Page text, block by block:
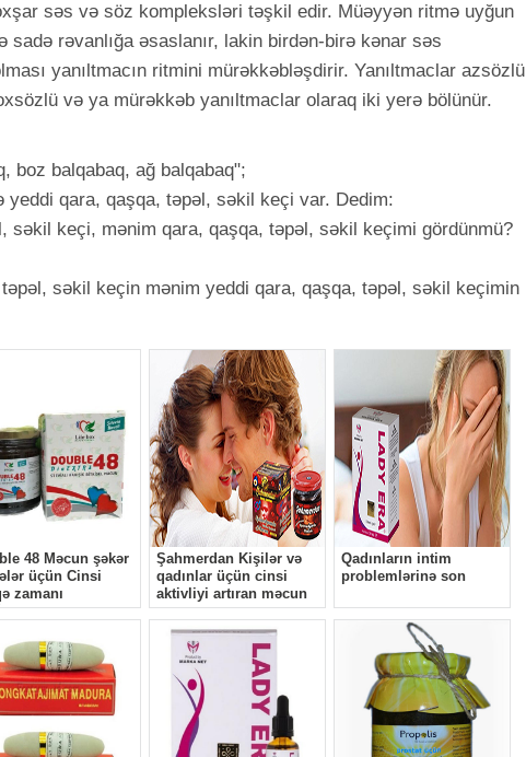
səs və söz kompleksləri təşkil edir. Müəyyən ritmə uyğun
sadə rəvanlığa əsaslanır, lakin birdən-birə kənar səs
yanıltmacın ritmini mürəkkəbləşdirir. Yanıltmaclar azsözlü
və ya mürəkkəb yanıltmaclar olaraq iki yerə bölünür.
boz balqabaq, ağ balqabaq";
yeddi qara, qaşqa, təpəl, səkil keçi var. Dedim:
səkil keçi, mənim qara, qaşqa, təpəl, səkil keçimi gördünmü?
səkil keçin mənim yeddi qara, qaşqa, təpəl, səkil keçimin